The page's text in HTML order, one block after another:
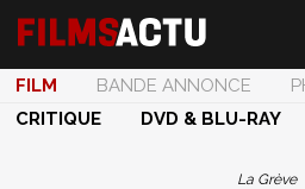
FILM BANDE ANNONCE
CRITIQUE
DVD & BLU-RAY
La Grève